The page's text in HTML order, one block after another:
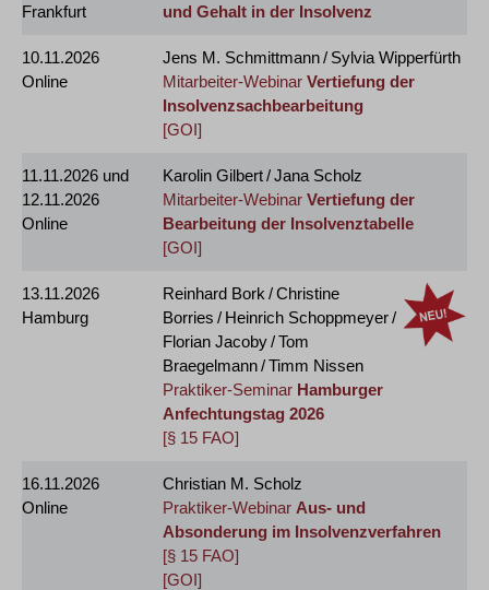
Frankfurt
und Gehalt in der Insolvenz
10.11.2026
Online
Jens M. Schmittmann / Sylvia Wipperfürth
Mitarbeiter-Webinar Vertiefung der
Insolvenzsachbearbeitung
[GOI]
11.11.2026 und
12.11.2026
Online
Karolin Gilbert / Jana Scholz
Mitarbeiter-Webinar Vertiefung der
Bearbeitung der Insolvenztabelle
[GOI]
13.11.2026
Hamburg
Reinhard Bork / Christine
Borries / Heinrich Schoppmeyer /
Florian Jacoby / Tom
Braegelmann / Timm Nissen
Praktiker-Seminar Hamburger
Anfechtungstag 2026
[§ 15 FAO]
16.11.2026
Online
Christian M. Scholz
Praktiker-Webinar Aus- und
Absonderung im Insolvenzverfahren
[§ 15 FAO]
[GOI]